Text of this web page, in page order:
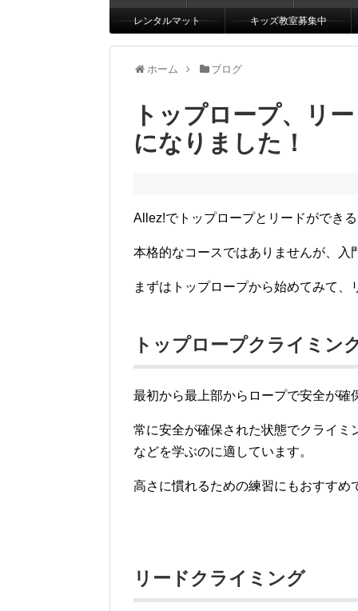
レンタルマット キッズ教室募集中
ホーム ブログ
トップロープ、リ
になりました！
Allez!でトップロープとリードができ
本格的なコースではありませんが、入
まずはトップロープから始めてみて
トップロープクライミン
最初から最上部からロープで安全が
常に安全が確保された状態でクライ
などを学ぶのに適しています。
高さに慣れるための練習にもおすすめ
リードクライミング